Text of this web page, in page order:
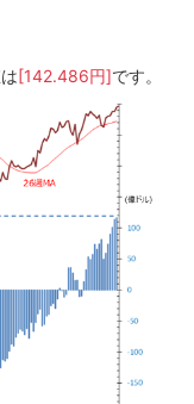
[142.486円]です。